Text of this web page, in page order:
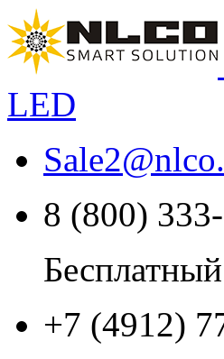
LED
Sale2@
8 (800)
+7 (4912)